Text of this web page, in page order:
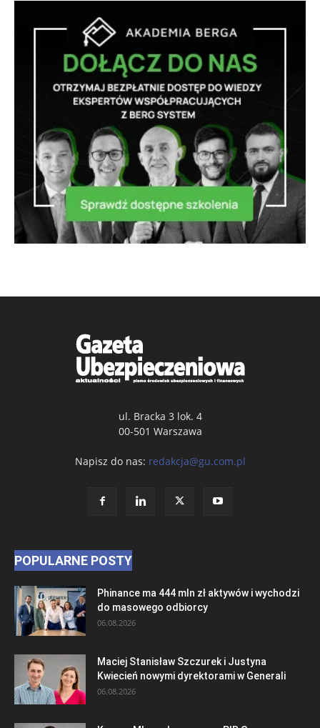
ul. Bracka 3 lok. 4
00-501 Warszawa
Napisz do nas: redakcja@gu.com.pl
POPULARNE POSTY
Phinance ma 444 mln zł aktywów i wychodzi
do masowego odbiorcy
06.08.2026
Maciej Stanisław Szczurek i Justyna
Kwiecień nowymi dyrektorami w Generali
06.08.2026